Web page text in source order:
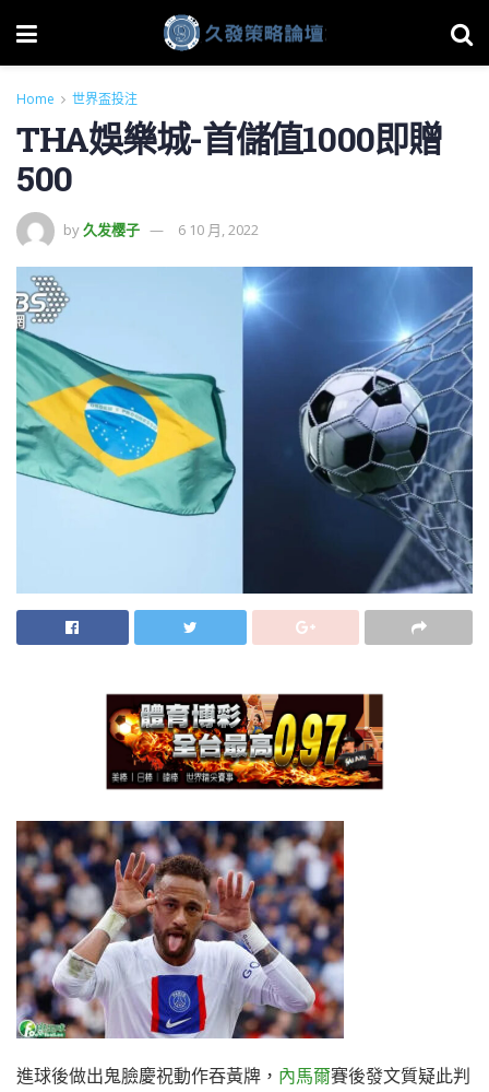
Home 世界盃投注
THA娛樂城-首儲值1000即贈
500
by久发樱子 6 10 月, 2022
進球後做出鬼臉慶祝動作吞黃牌， 內馬爾賽後發文質疑此判